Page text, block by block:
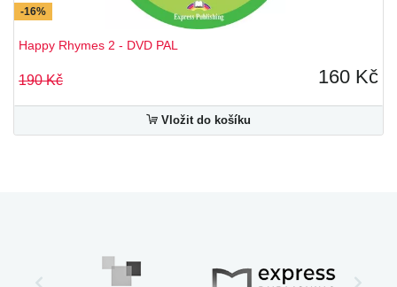
-16%
Happy Rhymes 2 - DVD PAL
190 Kč 160 Kč
Vložit do košíku